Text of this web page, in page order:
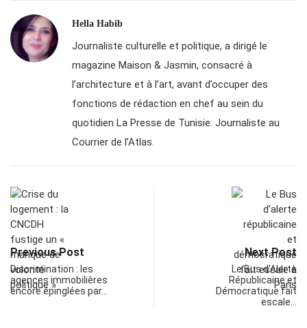
Hella Habib
Journaliste culturelle et politique, a dirigé le
magazine Maison & Jasmin, consacré à
l’architecture et à l’art, avant d’occuper des
fonctions de rédaction en chef au sein du
quotidien La Presse de Tunisie. Journaliste au
Courrier de l’Atlas.
Previous Post
Discrimination : les
agences immobilières
encore épinglées par…
Next Post
Le Bus d’Alerte
Républicaine et
Démocratique fait
escale…